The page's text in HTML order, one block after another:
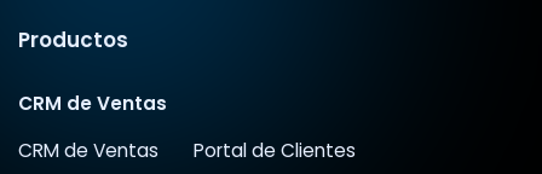
Productos
CRM de Ventas
CRM de Ventas
Portal de Clientes